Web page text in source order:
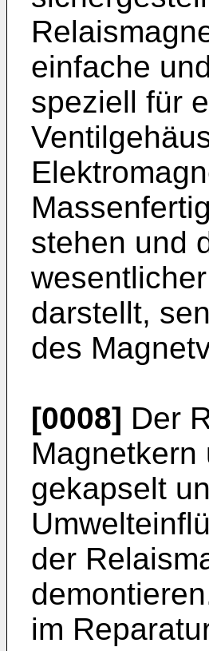
einfache
speziell für
stehen und
darstellt,
des
[0008] Der
gekapselt
der
im